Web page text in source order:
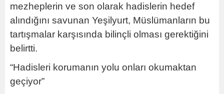
mezheplerin ve son olarak hadislerin hedef
alındığını savunan Yeşilyurt, Müslümanların bu
tartışmalar karşısında bilinçli olması gerektiğini
belirtti.
“Hadisleri korumanın yolu onları okumaktan
geçiyor”